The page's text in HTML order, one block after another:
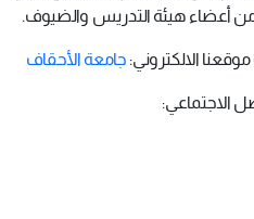
من أعضاء هيئة التدريس والضيوف.
موقعنا الالكتروني: جامعة الأحقاف
الاجتماعي: